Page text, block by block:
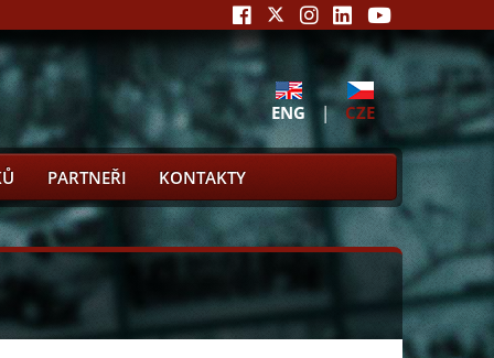
ENG | CZE
PARTNEŘI KONTAKTY